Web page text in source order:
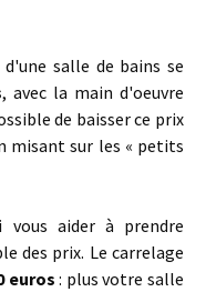
salle de bains se
, avec la main d'oeuvre
de baisser ce prix
misant sur les « petits
vous aider à prendre
des prix. Le carrelage
euros : plus votre salle